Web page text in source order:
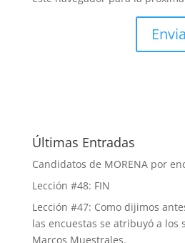
Últimas Entradas
Candidatos de MORENA por
Lección #48: FIN
Lección #47: Como dijimos
las encuestas se atribuyó a los
Marcos Muestrales.